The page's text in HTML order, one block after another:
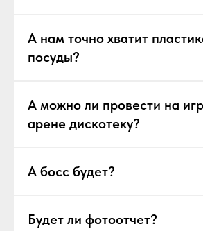
А нам точно хватит
посуды?
А можно ли провести на
арене дискотеку?
А босс будет?
Будет ли фотоотчет?